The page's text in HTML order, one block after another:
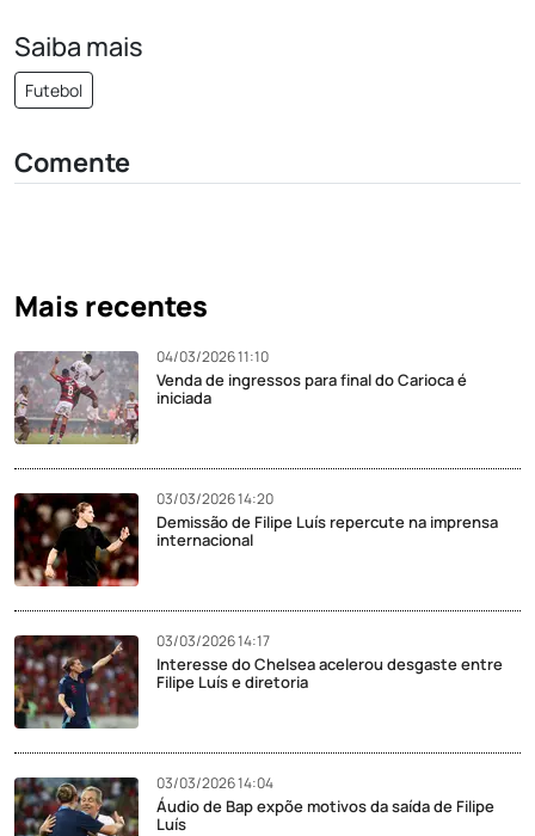
Saiba mais
Futebol
Comente
Mais recentes
04/03/2026 11:10
Venda de ingressos para final do Carioca é
iniciada
03/03/2026 14:20
Demissão de Filipe Luís repercute na imprensa
internacional
03/03/2026 14:17
Interesse do Chelsea acelerou desgaste entre
Filipe Luís e diretoria
03/03/2026 14:04
Áudio de Bap expõe motivos da saída de Filipe
Luís